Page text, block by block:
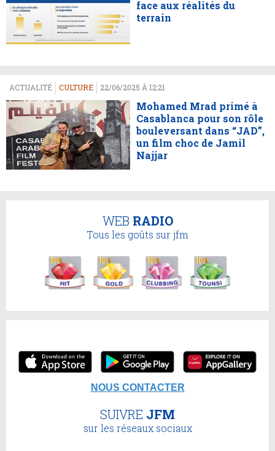
face aux réalités du
terrain
ACTUALITÉ CULTURE 22/06/2025 À 12:21
Mohamed Mrad primé à
Casablanca pour son rôle
bouleversant dans “JAD”,
un film choc de Jamil
Najjar
WEB RADIO
Tous les goûts sur jfm
NOUS CONTACTER
SUIVRE JFM
sur les réseaux sociaux